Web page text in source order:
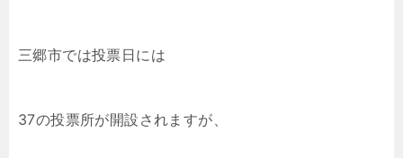
三郷市では投票日には
37の投票所が開設されますが、